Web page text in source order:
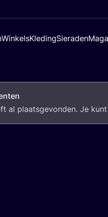
WinkelsKledingSieraden
al plaats­ge­von­den. Je